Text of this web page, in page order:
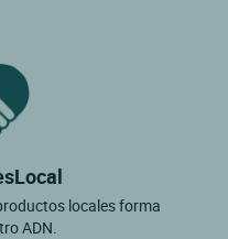
locales forma
ADN.